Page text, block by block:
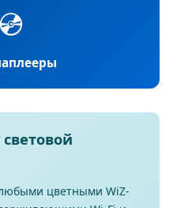
💿
любыми цветными WiZ-